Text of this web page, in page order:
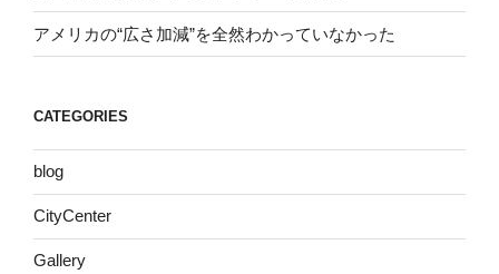
アメリカの“広さ加減”を全然わかっていなかった
CATEGORIES
blog
CityCenter
Gallery